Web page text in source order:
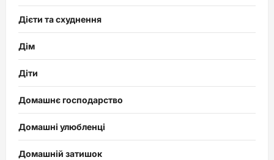
Дієти та схуднення
Дім
Діти
Домашнє господарство
Домашні улюбленці
Домашній затишок